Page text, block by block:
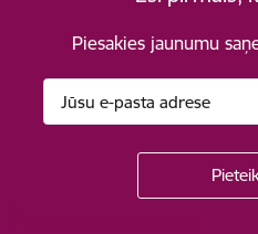
Piesakies jaunumu